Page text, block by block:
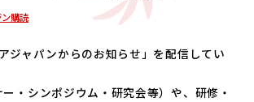
購読
ジャパンからのお知らせ」を配信してい
・シンポジウム・研究会等）や、研修・